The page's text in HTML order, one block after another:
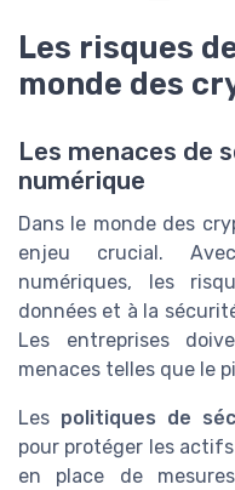
Les risques
monde des
Les menaces de
numérique
Dans le monde des
enjeu crucial.
numériques, les
données et à la
Les entreprises
menaces telles que le
Les politiques de
pour protéger les
en place de